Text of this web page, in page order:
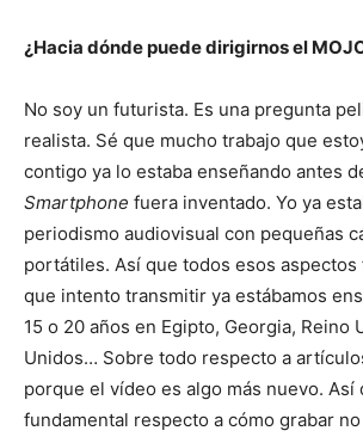
¿Hacia dónde puede dirigirnos el
No soy un futurista. Es una pregunta
realista. Sé que mucho trabajo que
contigo ya lo estaba enseñando antes
Smartphone fuera inventado. Yo ya
periodismo audiovisual con pequeñas
portátiles. Así que todos esos aspectos
que intento transmitir ya estábamos
15 o 20 años en Egipto, Georgia, Reino
Unidos… Sobre todo respecto a
porque el vídeo es algo más nuevo. Así
fundamental respecto a cómo grabar